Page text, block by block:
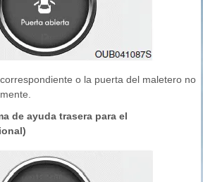
o la puerta del maletero no
de ayuda trasera para el